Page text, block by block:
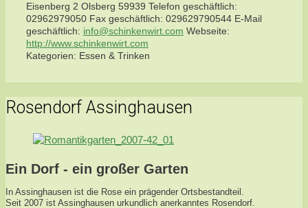
Eisenberg 2 Olsberg 59939 Telefon geschäftlich:
02962979050 Fax geschäftlich: 029629790544 E-Mail
geschäftlich: info@schinkenwirt.com Webseite:
http://www.schinkenwirt.com
Kategorien: Essen & Trinken
Rosendorf Assinghausen
Ein Dorf - ein großer Garten
In Assinghausen ist die Rose ein prägender Ortsbestandteil.
Seit 2007 ist Assinghausen urkundlich anerkanntes Rosendorf.